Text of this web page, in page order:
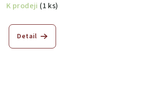
K prodeji (1 ks)
Detail